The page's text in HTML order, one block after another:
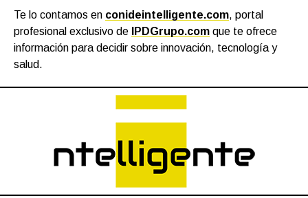
Te lo contamos en conideintelligente.com, portal
profesional exclusivo de
IPDGrupo.com que te ofrece
información para decidir sobre innovación, tecnología y
salud.